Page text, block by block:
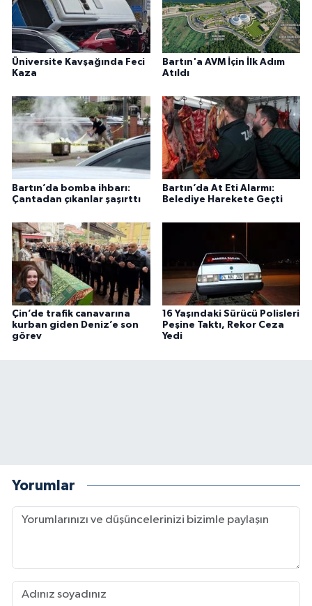
Üniversite Kavşağında Feci
Kaza
Bartın'a AVM İçin İlk Adım
Atıldı
Bartın’da bomba ihbarı:
Çantadan çıkanlar şaşırttı
Bartın’da At Eti Alarmı:
Belediye Harekete Geçti
Çin’de trafik canavarına
kurban giden Deniz’e son
görev
16 Yaşındaki Sürücü Polisleri
Peşine Taktı, Rekor Ceza
Yedi
Yorumlar